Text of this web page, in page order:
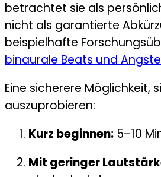
betrachtet sie als
nicht als garantierte
beispielhafte
binaurale Beats und
Eine sicherere Möglichkeit,
auszuprobieren:
Kurz beginnen: 5–10
Mit geringer